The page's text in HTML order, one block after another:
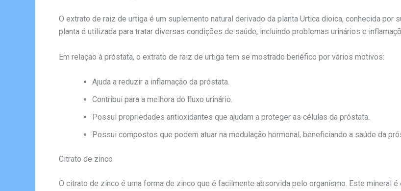
O extrato de raiz de urtiga é um suplemento natural derivado da planta Urtica dioica, conhecida
planta é utilizada para tratar diversas condições de saúde, incluindo problemas urinários e
Em relação à próstata, o extrato de raiz de urtiga tem se mostrado benéfico por vários motivos:
Ajuda a reduzir a inflamação da próstata.
Contribui para a melhora do fluxo urinário.
Possui propriedades antioxidantes que ajudam a proteger as células da próstata.
Possui compostos que podem atuar na modulação hormonal, beneficiando a saúde da
Citrato de zinco
O citrato de zinco é uma forma de zinco que é facilmente absorvida pelo organismo. Este mineral